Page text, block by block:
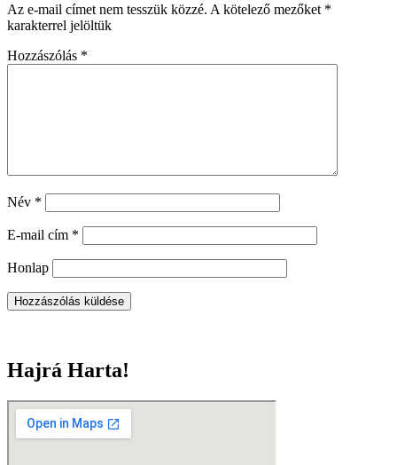
Az e-mail címet nem tesszük közzé. A kötelező mezőket *
karakterrel jelöltük
Hozzászólás *
Név *
E-mail cím *
Honlap
Hajrá Harta!